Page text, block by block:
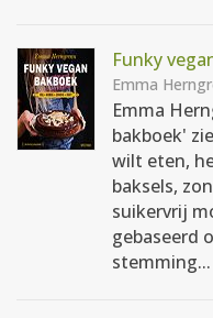
Funky
Emma
Emma
bakboek'
wilt eten,
baksels,
suikervrij
gebaseerd
stemming...